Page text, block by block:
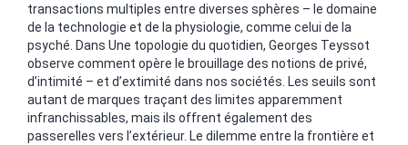
transactions multiples entre diverses sphères – le domaine
de la technologie et de la physiologie, comme celui de la
psyché. Dans Une topologie du quotidien, Georges Teyssot
observe comment opère le brouillage des notions de privé,
d’intimité – et d’extimité dans nos sociétés. Les seuils sont
autant de marques traçant des limites apparemment
infranchissables, mais ils offrent également des
passerelles vers l’extérieur. Le dilemme entre la frontière et